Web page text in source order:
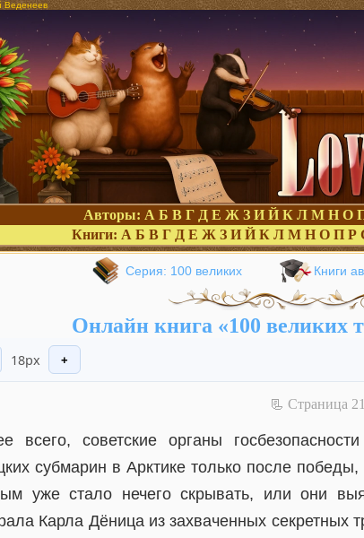
Веденеев
Авторы: А Б В Г Д Е Ж З И Й К Л М Н О
Книги: А Б В Г Д Е Ж З И Й К Л М Н О П Р
Серия: 100 великих Книги
Онлайн книга «100 великих
18px +
📃 Cтраница 21
всего, советские органы
субмарин в Арктике только после
уже стало нечего скрывать, или они
Карла Дёница из захваченных секретных